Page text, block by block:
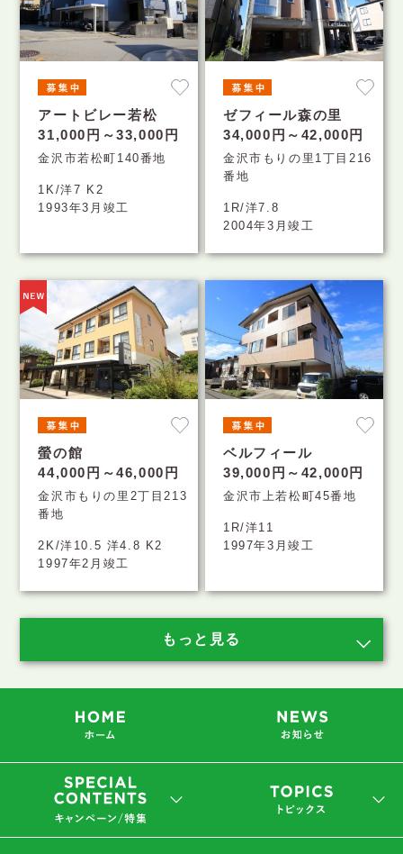
アートビレー若松
31,000円～33,000円
金沢市若松町140番地
1K/洋7 K2
1993年3月竣工
ゼフィール森の里
34,000円～42,000円
金沢市もりの里1丁目216
番地
1R/洋7.8
2004年3月竣工
螢の館
44,000円～46,000円
金沢市もりの里2丁目213
番地
2K/洋10.5 洋4.8 K2
1997年2月竣工
ベルフィール
39,000円～42,000円
金沢市上若松町45番地
1R/洋11
1997年3月竣工